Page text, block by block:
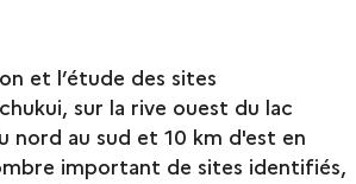
et l’étude des sites
sur la rive ouest du lac
nord au sud et 10 km d'est en
important de sites identifiés,